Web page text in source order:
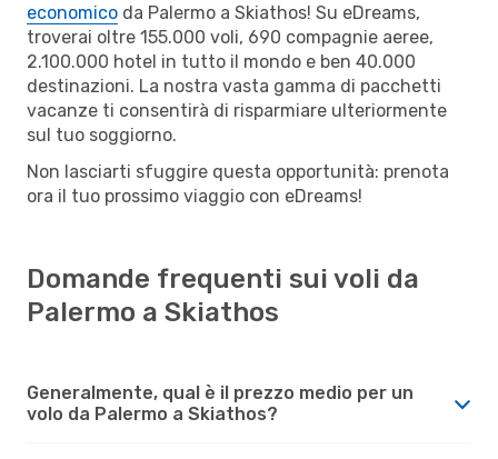
economico da Palermo a Skiathos! Su eDreams,
troverai oltre 155.000 voli, 690 compagnie aeree,
2.100.000 hotel in tutto il mondo e ben 40.000
destinazioni. La nostra vasta gamma di pacchetti
vacanze ti consentirà di risparmiare ulteriormente
sul tuo soggiorno.
Non lasciarti sfuggire questa opportunità: prenota
ora il tuo prossimo viaggio con eDreams!
Domande frequenti sui voli da
Palermo a Skiathos
Generalmente, qual è il prezzo medio per un
volo da Palermo a Skiathos?